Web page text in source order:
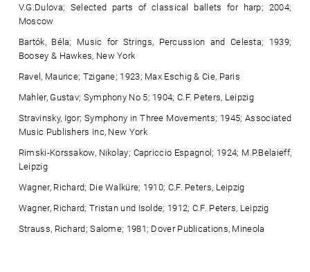
V.G.Dulova; Selected parts of classical ballets for harp; 2004;
Moscow
Bartók, Béla; Music for Strings, Percussion and Celesta; 1939;
Boosey & Hawkes, New York
Ravel, Maurice; Tzigane; 1923; Max Eschig & Cie, Paris
Mahler, Gustav; Symphony No 5; 1904; C.F. Peters, Leipzig
Stravinsky, Igor; Symphony in Three Movements; 1945; Associated
Music Publishers Inc, New York
Rimski-Korssakow, Nikolay; Capriccio Espagnol; 1924; M.P.Belaieff,
Leipzig
Wagner, Richard; Die Walküre; 1910; C.F. Peters, Leipzig
Wagner, Richard; Tristan und Isolde; 1912; C.F. Peters, Leipzig
Strauss, Richard; Salome; 1981; Dover Publications, Mineola